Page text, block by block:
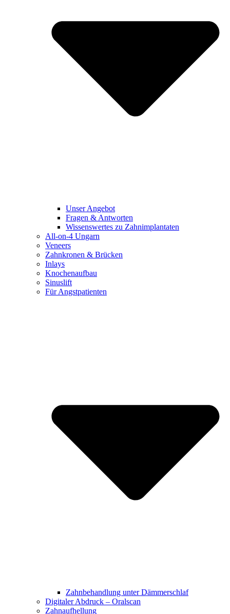
Unser Angebot
Fragen & Antworten
Wissenswertes zu Zahnimplantaten
All-on-4 Ungarn
Veneers
Zahnkronen & Brücken
Inlays
Knochenaufbau
Sinuslift
Für Angstpatienten
Zahnbehandlung unter Dämmerschlaf
Digitaler Abdruck – Oralscan
Zahnaufhellung